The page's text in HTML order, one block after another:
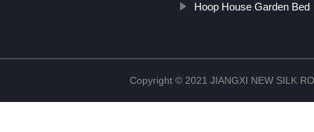
Hoop House Garden Bed
Copyright © 2021 JIANGXI NEW SILK